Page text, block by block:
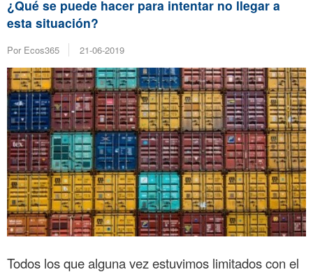
¿Qué se puede hacer para intentar no llegar a
esta situación?
Por Ecos365 21-06-2019
Todos los que alguna vez estuvimos limitados con el